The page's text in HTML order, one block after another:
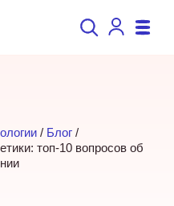
/ Блог /
топ-10 вопросов об